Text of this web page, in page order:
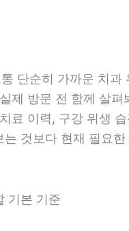
단순히 가까운 치
제 방문 전 함께 살
료 이력, 구강 위생
것보다 현재 필요
기본 기준